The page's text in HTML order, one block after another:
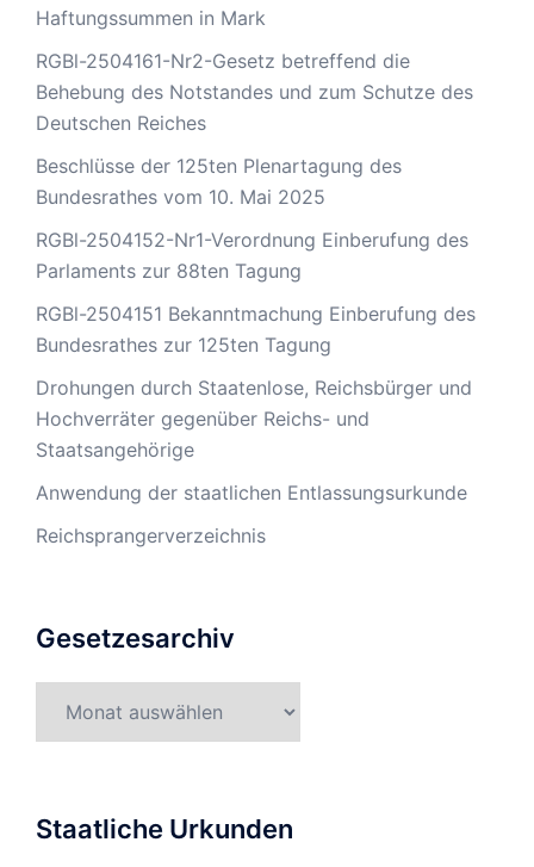
Haftungssummen in Mark
RGBl-2504161-Nr2-Gesetz betreffend die
Behebung des Notstandes und zum Schutze des
Deutschen Reiches
Beschlüsse der 125ten Plenartagung des
Bundesrathes vom 10. Mai 2025
RGBl-2504152-Nr1-Verordnung Einberufung des
Parlaments zur 88ten Tagung
RGBl-2504151 Bekanntmachung Einberufung des
Bundesrathes zur 125ten Tagung
Drohungen durch Staatenlose, Reichsbürger und
Hochverräter gegenüber Reichs- und
Staatsangehörige
Anwendung der staatlichen Entlassungsurkunde
Reichsprangerverzeichnis
Gesetzesarchiv
Staatliche Urkunden